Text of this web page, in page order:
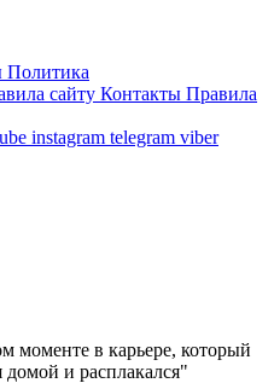
Политика
сайту Контакты Правила
instagram telegram viber
моменте в карьере, который
домой и расплакался"